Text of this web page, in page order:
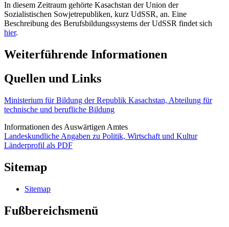
In diesem Zeitraum gehörte Kasachstan der Union der
Sozialistischen Sowjetrepubliken, kurz UdSSR, an. Eine
Beschreibung des Berufsbildungssystems der UdSSR findet sich
hier.
Weiterführende Informationen
Quellen und Links
Ministerium für Bildung der Republik Kasachstan, Abteilung für
technische und berufliche Bildung
Informationen des Auswärtigen Amtes
Landeskundliche Angaben zu Politik, Wirtschaft und Kultur
Länderprofil als PDF
Sitemap
Sitemap
Fußbereichsmenü